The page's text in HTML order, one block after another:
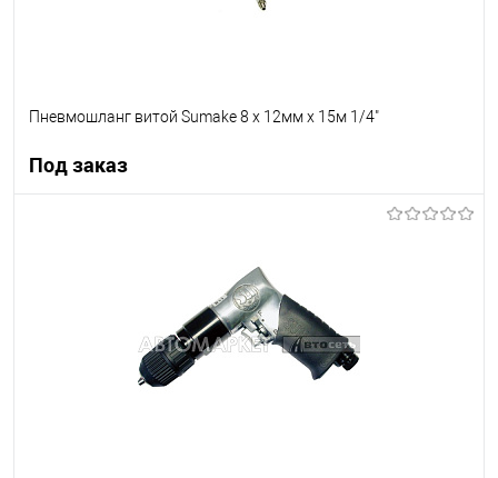
Пневмошланг витой Sumake 8 х 12мм х 15м 1/4"
Под заказ